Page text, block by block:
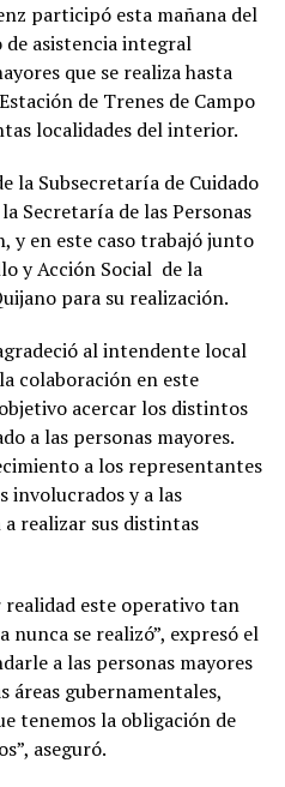
participó esta mañana del
asistencia integral
que se realiza hasta
de Trenes de Campo
localidades del interior.
la Subsecretaría de Cuidado
Secretaría de las Personas
y en este caso trabajó junto
y Acción Social de la
para su realización.
al intendente local
colaboración en este
acercar los distintos
a las personas mayores.
a los representantes
involucrados y a las
a realizar sus distintas
realidad este operativo tan
nunca se realizó”, expresó el
a las personas mayores
áreas gubernamentales,
tenemos la obligación de
aseguró.